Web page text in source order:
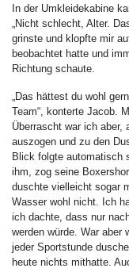
In der Umkleidekabine
„Nicht schlecht, Alter.
grinste und klopfte mir
beobachtet hatte und
Richtung schaute.
„Das hättest du wohl
Team“, konterte Jacob.
Überrascht war ich
auszogen und zu den
Blick folgte automatisch
ihm, zog seine
duschte vielleicht sogar
Wasser wohl nicht. Ich
ich dachte, dass nur
werden würde. War
jeder Sportstunde
heute nichts mithatte.